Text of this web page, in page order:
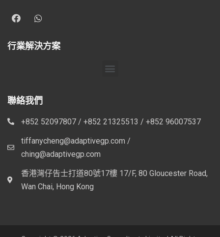
行業解決方案
聯絡我們
+852 52097807 / +852 21325513 / +852 96007537
tiffanycheng@adaptivegp.com /
ching@adaptivegp.com
香港灣仔告士打道80號17樓 17/F, 80 Gloucester Road,
Wan Chai, Hong Kong